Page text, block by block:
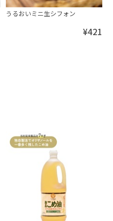
うるおいミニ生シフォン
¥421